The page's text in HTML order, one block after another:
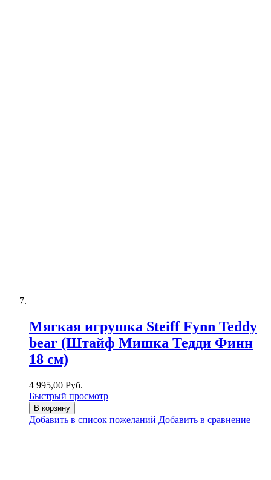
Мягкая игрушка Steiff Fynn Teddy
bear (Штайф Мишка Тедди Финн
18 см)
4 995,00 Руб.
Быстрый просмотр
В корзину
Добавить в список пожеланий Добавить в сравнение